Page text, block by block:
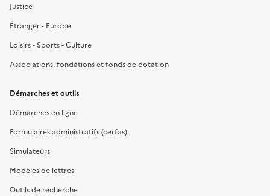
Justice
Étranger - Europe
Loisirs - Sports - Culture
Associations, fondations et fonds de dotation
Démarches et outils
Démarches en ligne
Formulaires administratifs (cerfas)
Simulateurs
Modèles de lettres
Outils de recherche